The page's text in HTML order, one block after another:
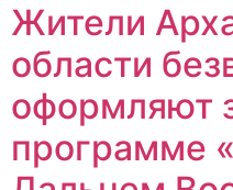
Жители
области
оформляют
программе